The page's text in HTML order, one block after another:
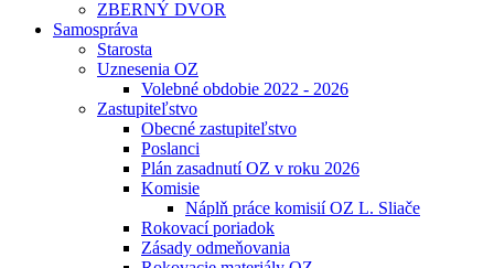
ZBERNÝ DVOR
Samospráva
Starosta
Uznesenia OZ
Volebné obdobie 2022 - 2026
Zastupiteľstvo
Obecné zastupiteľstvo
Poslanci
Plán zasadnutí OZ v roku 2026
Komisie
Náplň práce komisií OZ L. Sliače
Rokovací poriadok
Zásady odmeňovania